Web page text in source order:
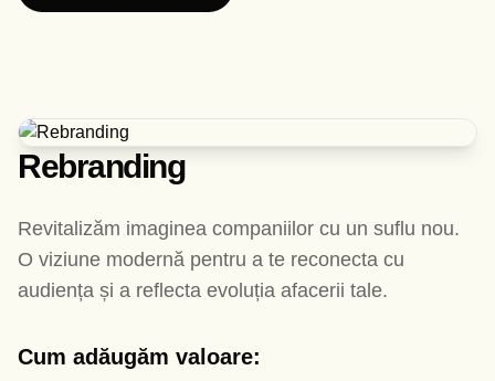
Rebranding
Revitalizăm imaginea companiilor cu un suflu nou.
O viziune modernă pentru a te reconecta cu
audiența și a reflecta evoluția afacerii tale.
Cum adăugăm valoare: